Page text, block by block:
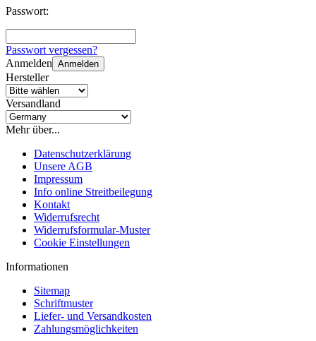
Passwort:
Passwort vergessen?
Anmelden Anmelden
Hersteller
Versandland
Mehr über...
Datenschutzerklärung
Unsere AGB
Impressum
Info online Streitbeilegung
Kontakt
Widerrufsrecht
Widerrufsformular-Muster
Cookie Einstellungen
Informationen
Sitemap
Schriftmuster
Liefer- und Versandkosten
Zahlungsmöglichkeiten